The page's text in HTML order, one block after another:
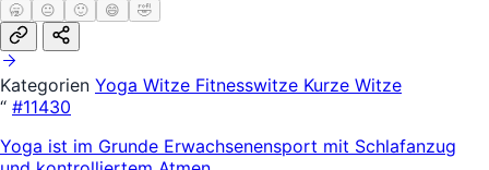
🥱 😐 🙂 😄 🤣
Kategorien Yoga Witze Fitnesswitze Kurze Witze
“ #11430
Yoga ist im Grunde Erwachsenensport mit Schlafanzug